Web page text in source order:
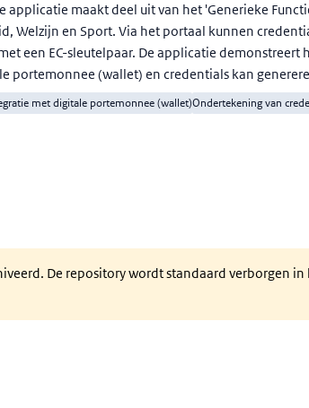
applicatie maakt deel uit van het 'Generieke
Welzijn en Sport. Via het portaal kunnen
een EC-sleutelpaar. De applicatie demonstreert
portemonnee (wallet) en credentials kan
met digitale portemonnee (wallet)Ondertekening van
De repository wordt standaard verborgen